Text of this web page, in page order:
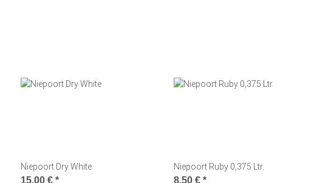
Niepoort Dry White
15,00 € *
Niepoort Ruby 0,375 Ltr.
8,50 € *